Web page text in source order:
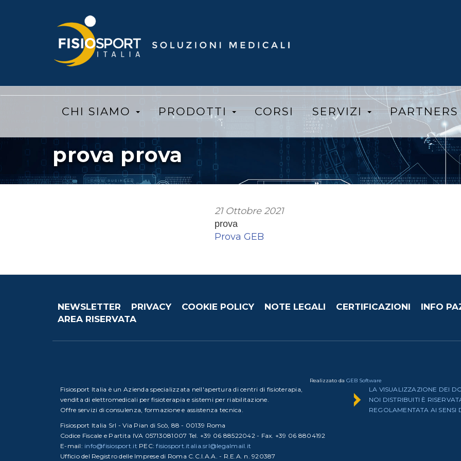
CHI SIAMO PRODOTTI CORSI SERVIZI
prova prova
21 Ottobre 2021
prova
Prova GEB
NEWSLETTER PRIVACY COOKIE POLICY NOTE LEGALI CERTIFICAZIONI INFO
AREA RISERVATA
Realizzato da GEB Software
Fisiosport Italia è un Azienda specializzata nell'apertura di centri di fisioterapia,
vendita di elettromedicali per fisioterapia e sistemi per riabilitazione.
Offre servizi di consulenza, formazione e assistenza tecnica.
Fisiosport Italia Srl - Via Pian di Scò, 88 - 00139 Roma
Codice Fiscale e Partita IVA 05713081007 Tel. +39 06 88522042 - Fax. +39 06 8804192
E-mail: info@fisiosport.it PEC:fisiosport.italia.srl@legalmail.it
Ufficio del Registro delle Imprese di Roma C.C.I.A.A. - R.E.A. n. 920387
LA VISUALIZZAZIONE DEI
NOI DISTRIBUITI È
REGOLAMENTATA AI SENSI